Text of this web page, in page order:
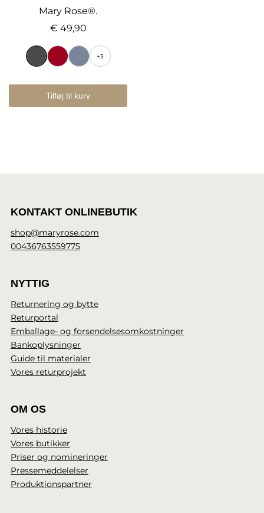
Mary Rose®.
€ 49,90
+3
Tilføj til kurv
KONTAKT ONLINEBUTIK
shop@maryrose.com
00436763559775
NYTTIG
Returnering og bytte
Returportal
Emballage- og forsendelsesomkostninger
Bankoplysninger
Guide til materialer
Vores returprojekt
OM OS
Vores historie
Vores butikker
Priser og nomineringer
Pressemeddelelser
Produktionspartner